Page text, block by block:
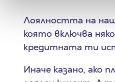
Лоялността на
която включва
кредитната ти
Иначе казано, ако